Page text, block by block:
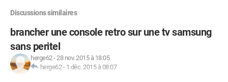
Discussions similaires
brancher une console retro sur une tv samsung
sans peritel
herge62-28 nov. 2015 à 18:05
herge62- 1 déc. 2015 à 08:07